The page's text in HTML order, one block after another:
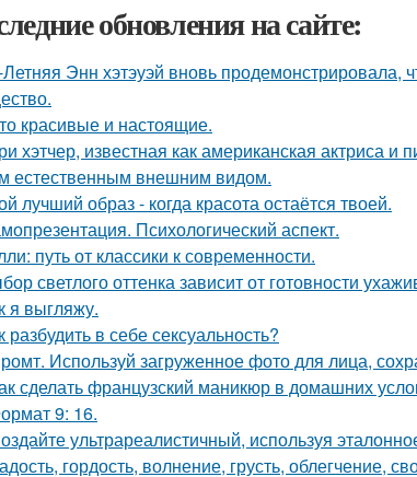
обновления на сайте:
Энн хэтэуэй вновь продемонстрировала,
красивые и настоящие.
хэтчер, известная как американская актриса
естественным внешним видом.
лучший образ - когда красота остаётся твоей.
Психологический аспект.
путь от классики к современности.
светлого оттенка зависит от готовности
я выгляжу.
разбудить в себе сексуальность?
Используй загруженное фото для лица,
сделать французский маникюр в домашних
9: 16.
ультрареалистичный, используя
гордость, волнение, грусть, облегчение,